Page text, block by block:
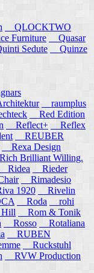
QLOCKTWO
Furniture
Quasar
Sedute
Quinze
raumplus
Red Edition
Reflect+
Reflex
REUBER
Rexa Design
Brilliant Willing.
Ridea
Rieder
Rimadesio
1920
Rivelin
Roda
rohi
Rom & Tonik
Rosso
Rotaliana
RUBEN
Ruckstuhl
RVW Production